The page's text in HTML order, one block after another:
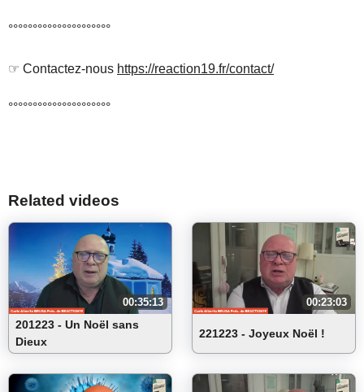
°°°°°°°°°°°°°°°°°°°°°
☞ Contactez-nous https://reaction19.fr/contact/
°°°°°°°°°°°°°°°°°°°°°
Related videos
00:35:13
201223 - Un Noël sans
Dieux
00:23:03
221223 - Joyeux Noël !